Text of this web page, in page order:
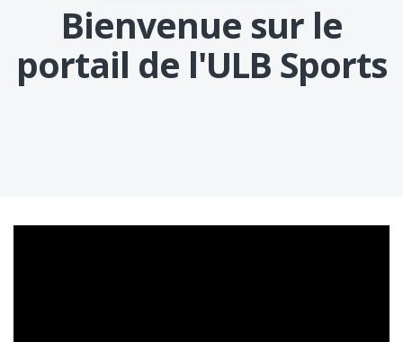
Bienvenue sur le
portail de l'ULB Sports